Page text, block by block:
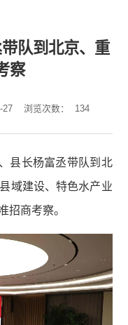
队到北京、重
察
27 浏览次数： 134
县长杨富丞带队到北
域建设、特色水产业
招商考察。